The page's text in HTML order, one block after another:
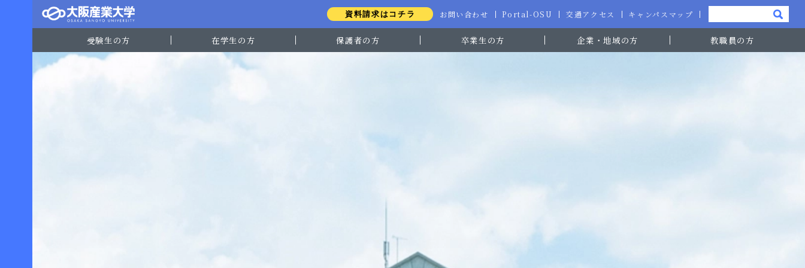
資料請求はコチラ お問い合わせ Portal-OSU 交通アクセス キャンパスマップ
受験生の方 在学生の方 保護者の方 卒業生の方 企業・地域の方 教職員の方